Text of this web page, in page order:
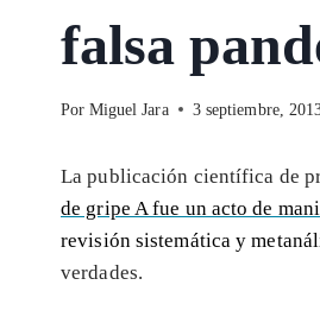
falsa
Por Miguel Jara 3 septiembre,
La publicación científica de
de gripe A fue un acto de
revisión sistemática y
verdades.